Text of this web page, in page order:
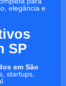
elegância e
SP
em São
startups,